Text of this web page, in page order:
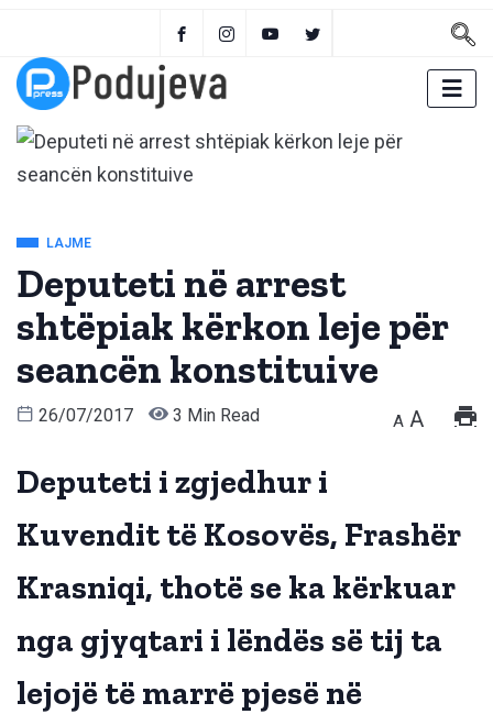
LAJME
Deputeti në arrest
shtëpiak kërkon leje për
seancën konstituive
26/07/2017 3 Min Read A A
Deputeti i zgjedhur i
Kuvendit të Kosovës, Frashër
Krasniqi, thotë se ka kërkuar
nga gjyqtari i lëndës së tij ta
lejojë të marrë pjesë në